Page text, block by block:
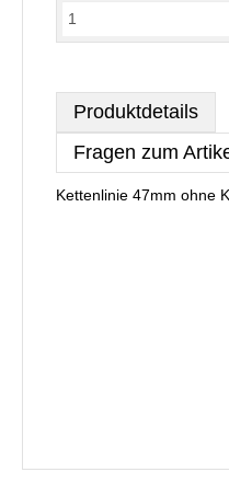
Produktdetails
Fragen zum
Kettenlinie 47mm ohne